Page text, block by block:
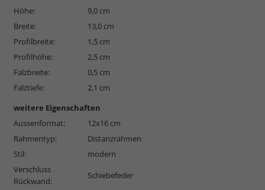
Höhe:
9,0 cm
Breite:
13,0 cm
Profilbreite:
1,5 cm
Profilhöhe:
2,5 cm
Falzbreite:
0,5 cm
Falztiefe:
2,1 cm
weitere Eigenschaften
Aussenformat:
12x16 cm
Rahmentyp:
Distanzrahmen
Stil:
modern
Verschluss
Rückwand:
Schiebefeder